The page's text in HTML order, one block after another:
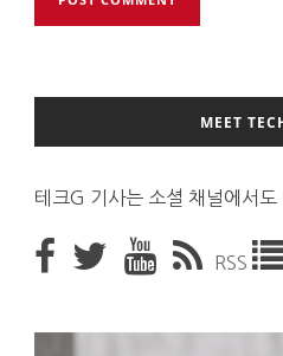
MEET
테크G 기사는 소셜 채널에서도
RSS